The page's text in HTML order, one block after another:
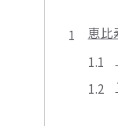
恵比